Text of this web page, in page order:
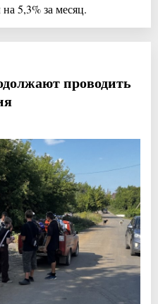
5,3% за месяц.
проводить